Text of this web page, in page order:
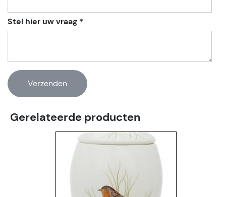
Stel hier uw vraag *
Gerelateerde producten